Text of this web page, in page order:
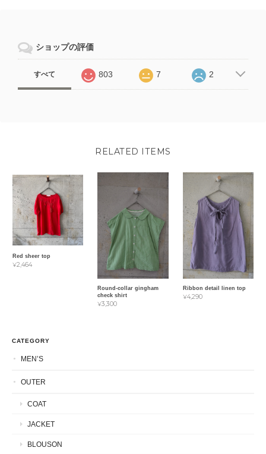
ショップの評価
すべて 803 7 2
RELATED ITEMS
Red sheer top
¥2,464
Round-collar gingham
check shirt
¥3,300
Ribbon detail linen top
¥4,290
CATEGORY
MEN’S
OUTER
COAT
JACKET
BLOUSON